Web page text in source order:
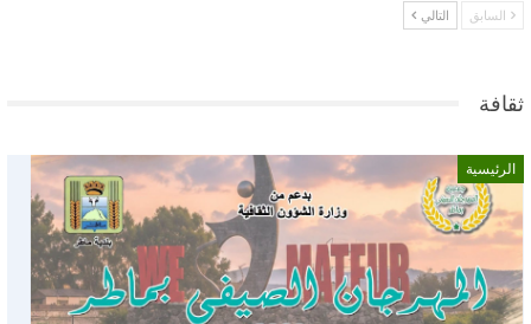
السابق التالي
ثقافة
الرئيسية